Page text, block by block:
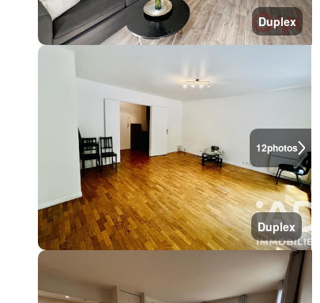
Duplex
12photos
Duplex